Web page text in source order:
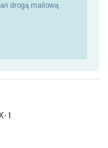
drogą mailową
1